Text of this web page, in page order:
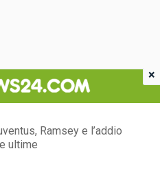
Ramsey e l’addio
ultime
×